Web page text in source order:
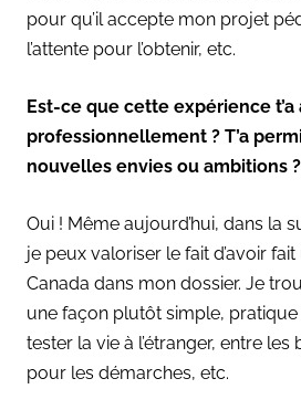
pour qu’il accepte mon projet
l’attente pour l’obtenir, etc.
Est-ce que cette expérience t’a
professionnellement ? T’a
nouvelles envies ou ambitions ?
Oui ! Même aujourd’hui, dans la
je peux valoriser le fait d’avoir
Canada dans mon dossier. Je
une façon plutôt simple,
tester la vie à l’étranger, entre les
pour les démarches, etc.